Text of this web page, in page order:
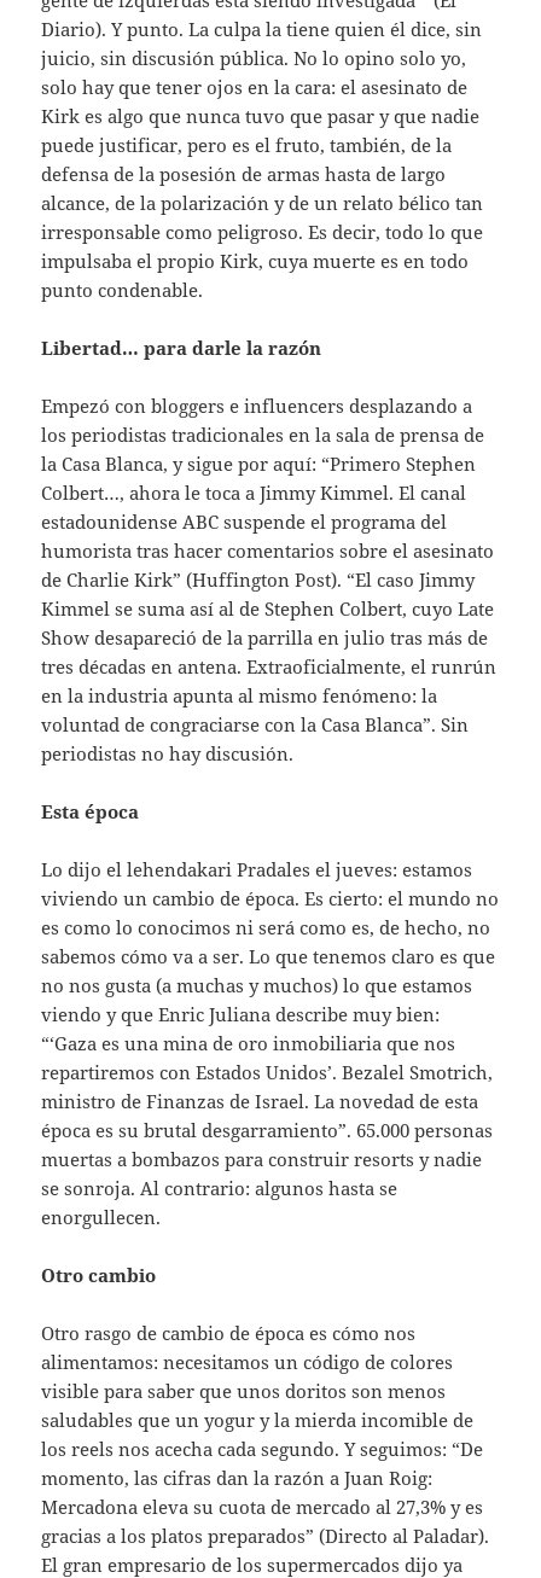
Diario). Y punto. La culpa la tiene quien él dice, sin
juicio, sin discusión pública. No lo opino solo yo,
solo hay que tener ojos en la cara: el asesinato de
Kirk es algo que nunca tuvo que pasar y que nadie
puede justificar, pero es el fruto, también, de la
defensa de la posesión de armas hasta de largo
alcance, de la polarización y de un relato bélico tan
irresponsable como peligroso. Es decir, todo lo que
impulsaba el propio Kirk, cuya muerte es en todo
punto condenable.
Libertad… para darle la razón
Empezó con bloggers e influencers desplazando a
los periodistas tradicionales en la sala de prensa de
la Casa Blanca, y sigue por aquí: “Primero Stephen
Colbert…, ahora le toca a Jimmy Kimmel. El canal
estadounidense ABC suspende el programa del
humorista tras hacer comentarios sobre el asesinato
de Charlie Kirk” (Huffington Post). “El caso Jimmy
Kimmel se suma así al de Stephen Colbert, cuyo Late
Show desapareció de la parrilla en julio tras más de
tres décadas en antena. Extraoficialmente, el runrún
en la industria apunta al mismo fenómeno: la
voluntad de congraciarse con la Casa Blanca”. Sin
periodistas no hay discusión.
Esta época
Lo dijo el lehendakari Pradales el jueves: estamos
viviendo un cambio de época. Es cierto: el mundo no
es como lo conocimos ni será como es, de hecho, no
sabemos cómo va a ser. Lo que tenemos claro es que
no nos gusta (a muchas y muchos) lo que estamos
viendo y que Enric Juliana describe muy bien:
“‘Gaza es una mina de oro inmobiliaria que nos
repartiremos con Estados Unidos’. Bezalel Smotrich,
ministro de Finanzas de Israel. La novedad de esta
época es su brutal desgarramiento”. 65.000 personas
muertas a bombazos para construir resorts y nadie
se sonroja. Al contrario: algunos hasta se
enorgullecen.
Otro cambio
Otro rasgo de cambio de época es cómo nos
alimentamos: necesitamos un código de colores
visible para saber que unos doritos son menos
saludables que un yogur y la mierda incomible de
los reels nos acecha cada segundo. Y seguimos: “De
momento, las cifras dan la razón a Juan Roig:
Mercadona eleva su cuota de mercado al 27,3% y es
gracias a los platos preparados” (Directo al Paladar).
El gran empresario de los supermercados dijo ya